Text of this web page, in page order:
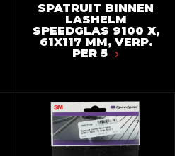
SPATRUIT BINNEN
LASHELM
SPEEDGLAS 9100 X,
61X117 MM, VERP.
PER 5